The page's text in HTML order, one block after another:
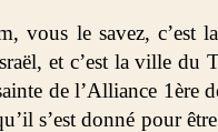
vous le savez, c’est
et c’est la ville du
de l’Alliance 1ère
s’est donné pour